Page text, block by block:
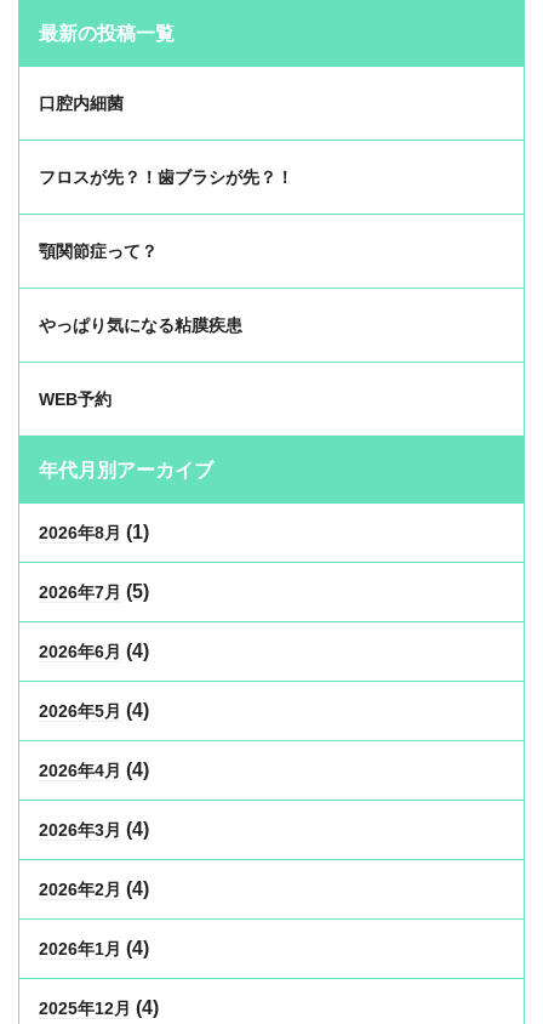
最新の投稿一覧
口腔内細菌
フロスが先？！歯ブラシが先？！
顎関節症って？
やっぱり気になる粘膜疾患
WEB予約
年代月別アーカイブ
2026年8月 (1)
2026年7月 (5)
2026年6月 (4)
2026年5月 (4)
2026年4月 (4)
2026年3月 (4)
2026年2月 (4)
2026年1月 (4)
2025年12月 (4)